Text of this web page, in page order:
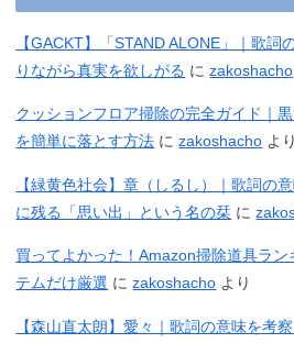
【GACKT】「STAND ALONE」｜歌詞
りながら真実を欲しがる にzakoshacho
クッションフロア掃除の完全ガイド｜
を簡単に落とす方法 にzakoshacho より
【緑黄色社会】章（しるし）｜歌詞の
に残る「思い出」という名の栞 に
買ってよかった！Amazon掃除道具ラ
テムだけ厳選 にzakoshacho より
【森山直太朗】愛々｜歌詞の意味を考